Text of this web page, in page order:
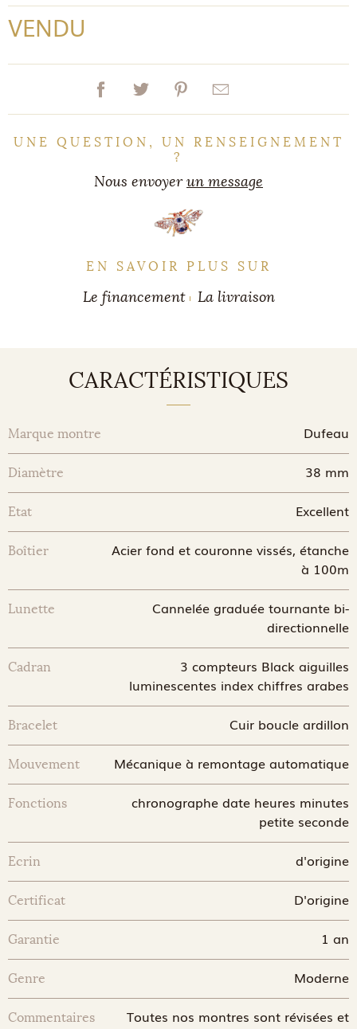
VENDU
UNE QUESTION, UN RENSEIGNEMENT
?
Nous envoyerun message
EN SAVOIR PLUS SUR
Le financement La livraison
CARACTÉRISTIQUES
Marque montre Dufeau
Diamètre 38 mm
Etat Excellent
Boîtier
Acier fond et couronne vissés, étanche
à 100m
Lunette
Cannelée graduée tournante bi-
directionnelle
Cadran
3 compteurs Black aiguilles
luminescentes index chiffres arabes
Bracelet Cuir boucle ardillon
Mouvement Mécanique à remontage automatique
Fonctions
chronographe date heures minutes
petite seconde
Ecrin d'origine
Certificat D'origine
Garantie 1 an
Genre Moderne
Commentaires
Toutes nos montres sont révisées et